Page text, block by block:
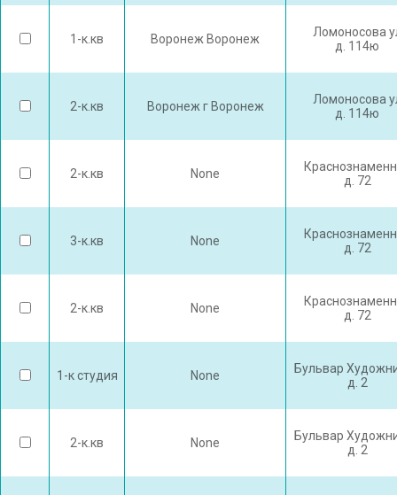
1-к.кв Воронеж Воронеж
Ломоносова
д. 114ю
2-к.кв Воронеж г Воронеж
Ломоносова
д. 114ю
2-к.кв None
д. 72
3-к.кв None
д. 72
2-к.кв None
д. 72
1-к студия None
Бульвар
д. 2
2-к.кв None
Бульвар
д. 2